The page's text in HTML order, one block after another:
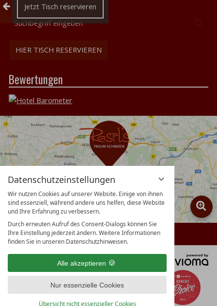
Datenschutzeinstellungen
Wir nutzen Cookies auf unserer Website. Einige von ihnen
sind essenziell, während andere uns helfen, diese Website
und Ihre Erfahrung zu verbessern.
Durch erneuten Aufruf des Consent-Dialogs können Sie
Ihre Einstellung jederzeit ändern. Weitere Informationen
finden Sie in unseren Datenschutzhinweisen.
Alle akzeptieren
Nur essenzielle Cookies
Übersicht nicht essenzieller Cookies
Reservierung einklappen
Jetzt Tisch reservieren
Suchbegriff
HIER TISCH RESERVIEREN
Bewertungen